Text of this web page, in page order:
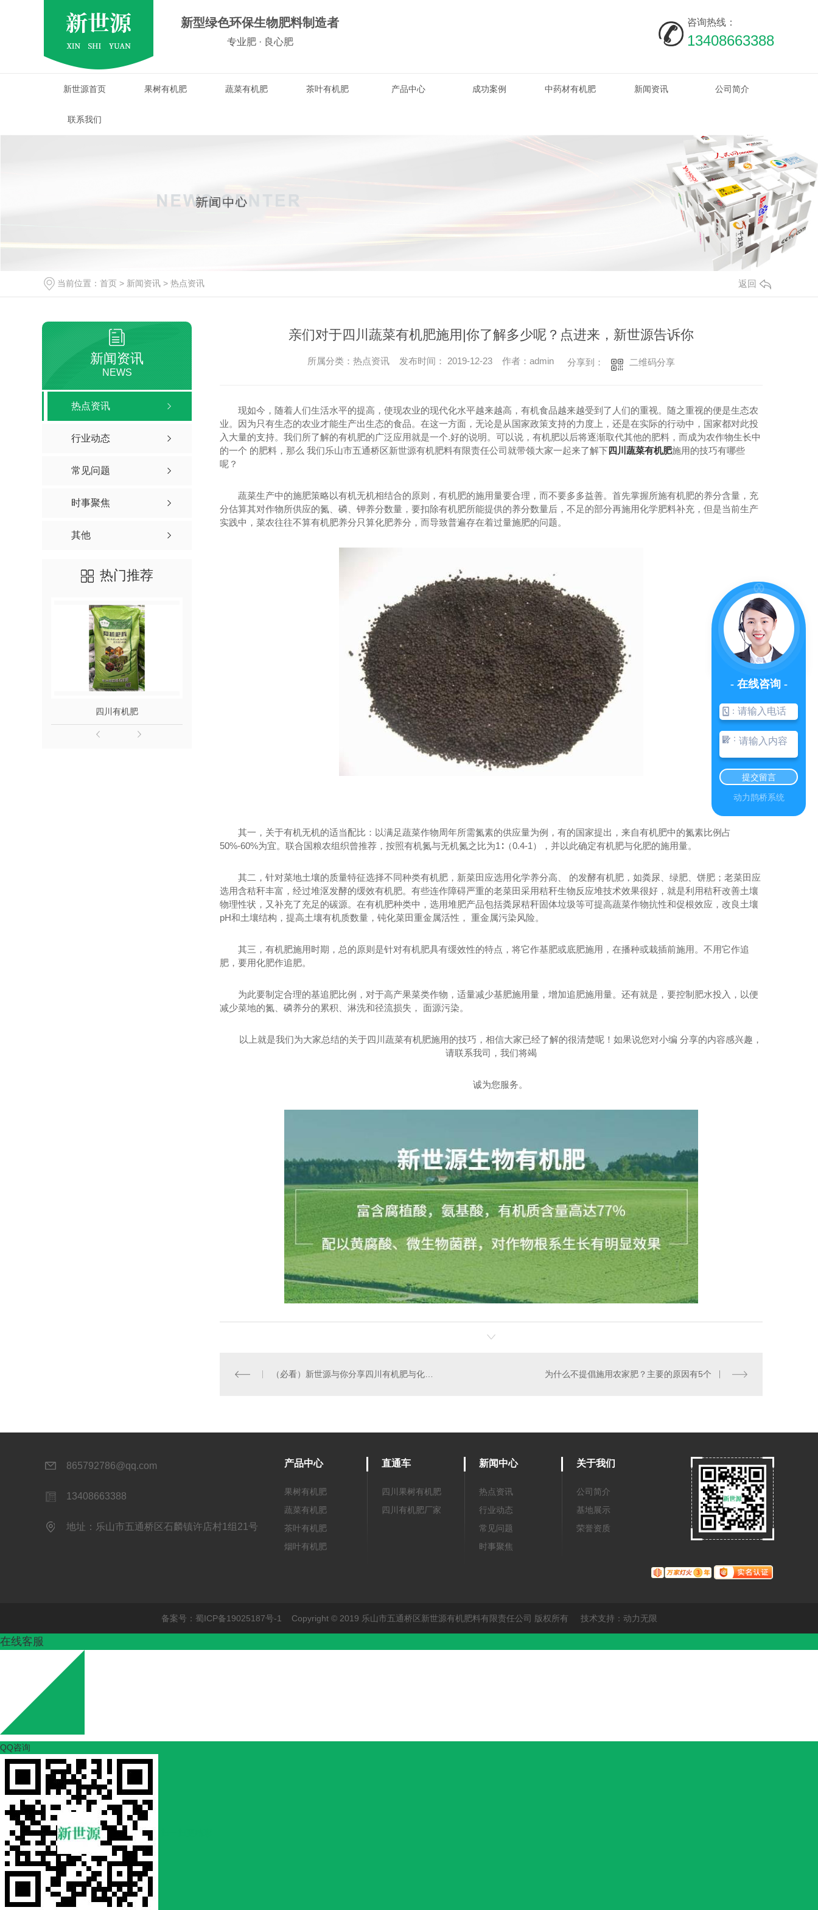
新型绿色环保生物肥料制造者
专业肥 · 良心肥
咨询热线：
13408663388
新世源首页 果树有机肥 蔬菜有机肥 茶叶有机肥 产品中心
烟叶有机肥
四川烟叶有机肥
四川烟叶有机肥生产
中药材有机肥
四川中药材有机肥生产
成功案例 中药材有机肥 新闻资讯 公司简介
联系我们
当前位置： 首页 > 新闻资讯 > 热点资讯 返回
新闻资讯
NEWS
热点资讯
行业动态
常见问题
时事聚焦
其他
热门推荐
四川有机肥 四川果树有机肥 四川蔬菜有机肥
亲们对于四川蔬菜有机肥施用|你了解多少呢？点进来，新世源告诉你
所属分类：热点资讯 发布时间： 2019-12-23 作者：admin 分享到： 二维码分享
现如今，随着人们生活水平的提高，使现农业的现代化水平越来越高，有机食品越来越受到了人们的重视。随之重视的便是生态农
业。因为只有生态的农业才能生产出生态的食品。在这一方面，无论是从国家政策支持的力度上，还是在实际的行动中，国家都对此投
入大量的支持。我们所了解的有机肥的广泛应用就是一个.好的说明。可以说，有机肥以后将逐渐取代其他的肥料，而成为农作物生长中
的一个 的肥料，那么 我们乐山市五通桥区新世源有机肥料有限责任公司就带领大家一起来了解下四川蔬菜有机肥施用的技巧有哪些
呢？
蔬菜生产中的施肥策略以有机无机相结合的原则，有机肥的施用量要合理，而不要多多益善。首先掌握所施有机肥的养分含量，充
分估算其对作物所供应的氮、磷、钾养分数量，要扣除有机肥所能提供的养分数量后，不足的部分再施用化学肥料补充，但是当前生产
实践中，菜农往往不算有机肥养分只算化肥养分，而导致普遍存在着过量施肥的问题。
其一，关于有机无机的适当配比：以满足蔬菜作物周年所需氮素的供应量为例，有的国家提出，来自有机肥中的氮素比例占
50%-60%为宜。联合国粮农组织曾推荐，按照有机氮与无机氮之比为1∶（0.4-1），并以此确定有机肥与化肥的施用量。
其二，针对菜地土壤的质量特征选择不同种类有机肥，新菜田应选用化学养分高、 的发酵有机肥，如粪尿、绿肥、饼肥；老菜田应
选用含秸秆丰富，经过堆沤发酵的缓效有机肥。有些连作障碍严重的老菜田采用秸秆生物反应堆技术效果很好，就是利用秸秆改善土壤
物理性状，又补充了充足的碳源。在有机肥种类中，选用堆肥产品包括粪尿秸秆固体垃圾等可提高蔬菜作物抗性和促根效应，改良土壤
pH和土壤结构，提高土壤有机质数量，钝化菜田重金属活性， 重金属污染风险。
其三，有机肥施用时期，总的原则是针对有机肥具有缓效性的特点，将它作基肥或底肥施用，在播种或栽插前施用。不用它作追
肥，要用化肥作追肥。
为此要制定合理的基追肥比例，对于高产果菜类作物，适量减少基肥施用量，增加追肥施用量。还有就是，要控制肥水投入，以便
减少菜地的氮、磷养分的累积、淋洗和径流损失， 面源污染。
以上就是我们为大家总结的关于四川蔬菜有机肥施用的技巧，相信大家已经了解的很清楚呢！如果说您对小编 分享的内容感兴趣，
请联系我司，我们将竭
诚为您服务。
（必看）新世源与你分享四川有机肥与化肥搭配起，效果会更好哦！ 为什么不提倡施用农家肥？主要的原因有5个
865792786@qq.com
13408663388
地址：乐山市五通桥区石麟镇许店村1组21号
产品中心
果树有机肥
蔬菜有机肥
茶叶有机肥
烟叶有机肥
直通车
四川果树有机肥
四川有机肥厂家
新闻中心
热点资讯
行业动态
常见问题
时事聚焦
关于我们
公司简介
基地展示
荣誉资质
备案号： 蜀ICP备19025187号-1 Copyright © 2019 乐山市五通桥区新世源有机肥料有限责任公司 版权所有 技术支持： 动力无限
在线客服
QQ咨询
- 在线咨询 -
：
：
提交留言
动力鹊桥系统